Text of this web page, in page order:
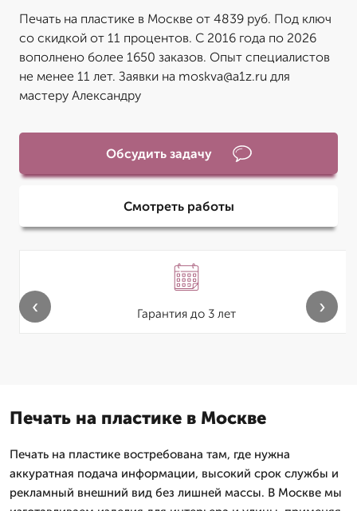
Печать на пластике в Москве от 4839 руб. Под ключ
со скидкой от 11 процентов. С 2016 года по 2026
вополнено более 1650 заказов. Опыт специалистов
не менее 11 лет. Заявки на moskva@a1z.ru для
мастеру Александру
Обсудить задачу
Смотреть работы
Гарантия до 3 лет
‹ ›
Печать на пластике в Москве
Печать на пластике востребована там, где нужна
аккуратная подача информации, высокий срок службы и
рекламный внешний вид без лишней массы. В Москве мы